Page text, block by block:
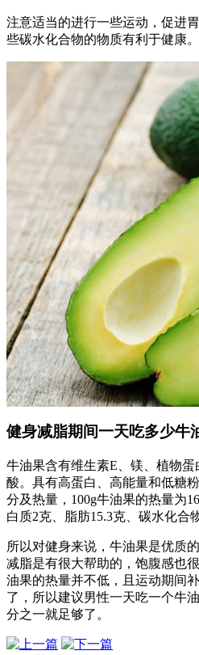
注意适当的进行一些运动，促进
些碳水化合物的物质有利于健康。
健身减脂期间一天吃多少牛
牛油果含有维生素E、镁、植物
酸。具有高蛋白、高能量和低糖
分及热量，100g牛油果的热量为
白质2克、脂肪15.3克、碳水化合
所以对健身来说，牛油果是优质
减脂是有很大帮助的，饱腹感也
油果的热量并不低，且运动期间
了，所以建议男性一天吃一个牛
分之一就足够了。